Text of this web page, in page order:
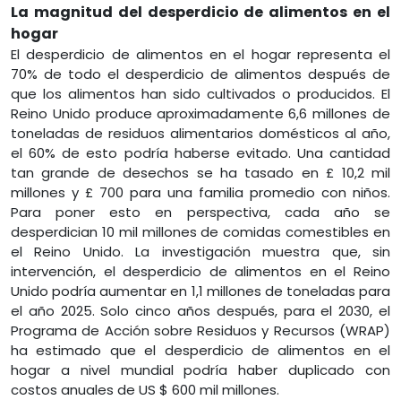
La magnitud del desperdicio de alimentos en el
hogar
El desperdicio de alimentos en el hogar representa el
70% de todo el desperdicio de alimentos después de
que los alimentos han sido cultivados o producidos. El
Reino Unido produce aproximadamente 6,6 millones de
toneladas de residuos alimentarios domésticos al año,
el 60% de esto podría haberse evitado. Una cantidad
tan grande de desechos se ha tasado en £ 10,2 mil
millones y £ 700 para una familia promedio con niños.
Para poner esto en perspectiva, cada año se
desperdician 10 mil millones de comidas comestibles en
el Reino Unido. La investigación muestra que, sin
intervención, el desperdicio de alimentos en el Reino
Unido podría aumentar en 1,1 millones de toneladas para
el año 2025. Solo cinco años después, para el 2030, el
Programa de Acción sobre Residuos y Recursos (WRAP)
ha estimado que el desperdicio de alimentos en el
hogar a nivel mundial podría haber duplicado con
costos anuales de US $ 600 mil millones.